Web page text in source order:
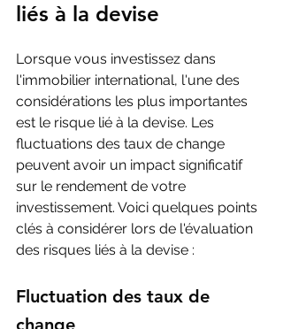
liés à la devise
Lorsque vous investissez dans
l'immobilier international, l'une des
considérations les plus importantes
est le risque lié à la devise. Les
fluctuations des taux de change
peuvent avoir un impact significatif
sur le rendement de votre
investissement. Voici quelques points
clés à considérer lors de l'évaluation
des risques liés à la devise :
Fluctuation des taux de
change